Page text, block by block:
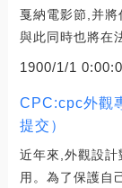
戛納電影節,并將
與此同時也將在
1900/1/1
CPC:cpc外觀
提交）
近年來,外觀設
用。為了保護自